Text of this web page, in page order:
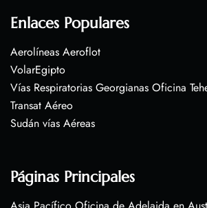
Enlaces Populares
Aerolíneas Aeroflot
VolarEgipto
Vías Respiratorias Georgianas Oficina
Transat Aéreo
Sudán vías Aéreas
Páginas Principales